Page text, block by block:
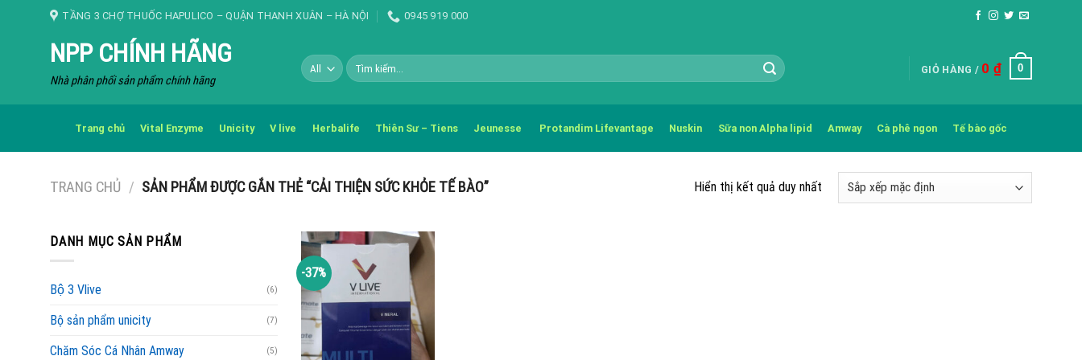
TẦNG 3 CHỢ THUỐC HAPULICO – QUẬN THANH XUÂN – HÀ NỘI 0945 919 000
NPP CHÍNH HÃNG
Nhà phân phối sản phẩm chính hãng
Tìm
kiếm:
GIỎ HÀNG / 0 ₫ 0
Trang chủ Vital Enzyme Unicity V live Herbalife Thiên Sư – Tiens Jeunesse Protandim Lifevantage Nuskin Sữa non Alpha lipid Amway Cà phê ngon Tế bào gốc
TRANG CHỦ / SẢN PHẨM ĐƯỢC GẮN THẺ “CẢI THIỆN SỨC KHỎE TẾ BÀO” Hiển thị kết quả duy nhất
DANH MỤC SẢN PHẨM
Bộ 3 Vlive (6)
Bộ sản phẩm unicity (7)
Chăm Sóc Cá Nhân Amway (5)
-37%